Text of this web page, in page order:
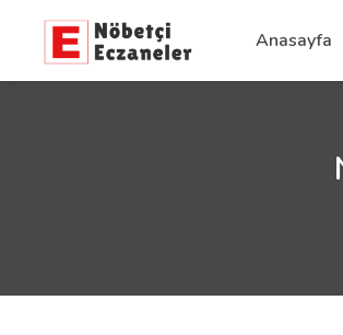
Anasayfa